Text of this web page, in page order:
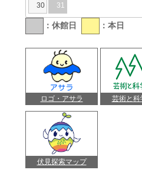
30 31
：休館日 ：本日
ロゴ・アサラ 芸術と科
伏見探索マップ